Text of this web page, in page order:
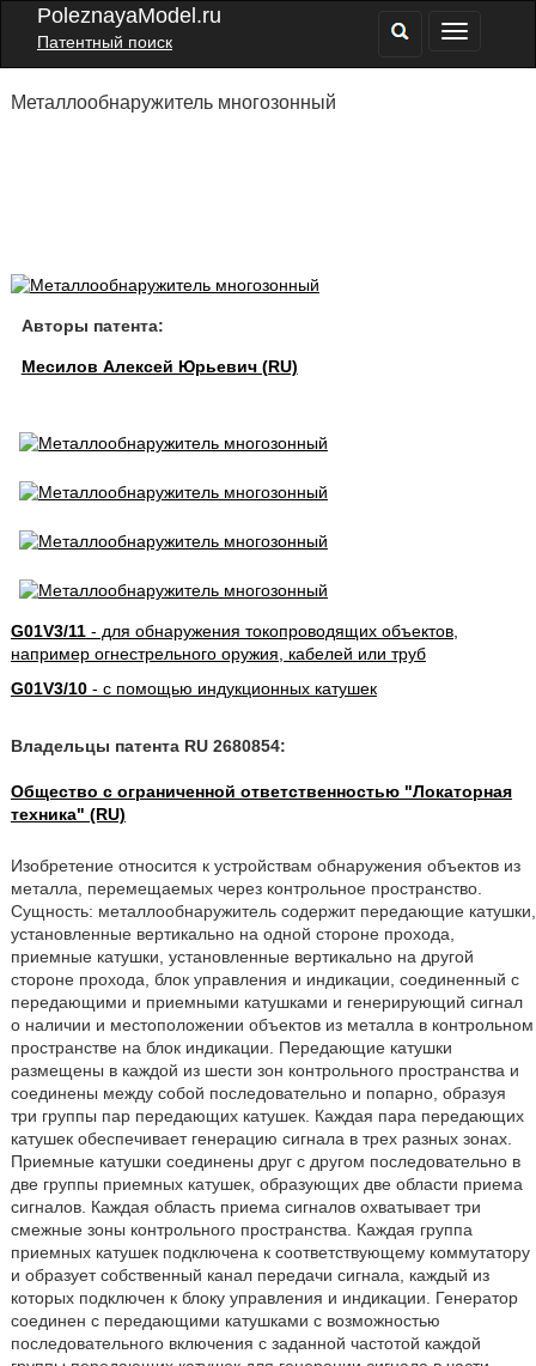
PoleznayaModel.ru
Патентный поиск
Металлообнаружитель многозонный
Авторы патента:
Месилов Алексей Юрьевич (RU)
G01V3/11- для обнаружения токопроводящих объектов,
например огнестрельного оружия, кабелей или труб
G01V3/10- с помощью индукционных катушек
Владельцы патента RU 2680854:
Общество с ограниченной ответственностью "Локаторная
техника" (RU)
Изобретение относится к устройствам обнаружения объектов из
металла, перемещаемых через контрольное пространство.
Сущность: металлообнаружитель содержит передающие катушки,
установленные вертикально на одной стороне прохода,
приемные катушки, установленные вертикально на другой
стороне прохода, блок управления и индикации, соединенный с
передающими и приемными катушками и генерирующий сигнал
о наличии и местоположении объектов из металла в контрольном
пространстве на блок индикации. Передающие катушки
размещены в каждой из шести зон контрольного пространства и
соединены между собой последовательно и попарно, образуя
три группы пар передающих катушек. Каждая пара передающих
катушек обеспечивает генерацию сигнала в трех разных зонах.
Приемные катушки соединены друг с другом последовательно в
две группы приемных катушек, образующих две области приема
сигналов. Каждая область приема сигналов охватывает три
смежные зоны контрольного пространства. Каждая группа
приемных катушек подключена к соответствующему коммутатору
и образует собственный канал передачи сигнала, каждый из
которых подключен к блоку управления и индикации. Генератор
соединен с передающими катушками с возможностью
последовательного включения с заданной частотой каждой